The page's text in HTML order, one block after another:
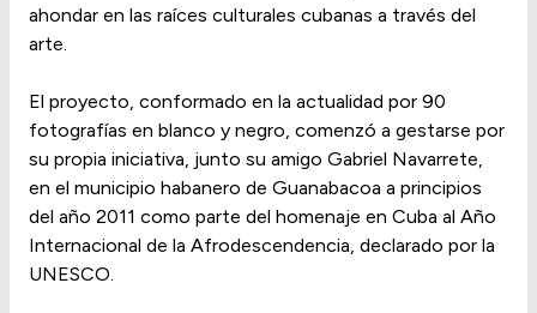
ahondar en las raíces culturales cubanas a través del
arte.
El proyecto, conformado en la actualidad por 90
fotografías en blanco y negro, comenzó a gestarse por
su propia iniciativa, junto su amigo Gabriel Navarrete,
en el municipio habanero de Guanabacoa a principios
del año 2011 como parte del homenaje en Cuba al Año
Internacional de la Afrodescendencia, declarado por la
UNESCO.